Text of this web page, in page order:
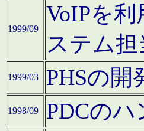
1999/09
VoIPを
ステム担
1999/03 PHSの開
1998/09 PDCの